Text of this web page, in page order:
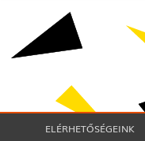
ELÉRHETŐSÉGEINK